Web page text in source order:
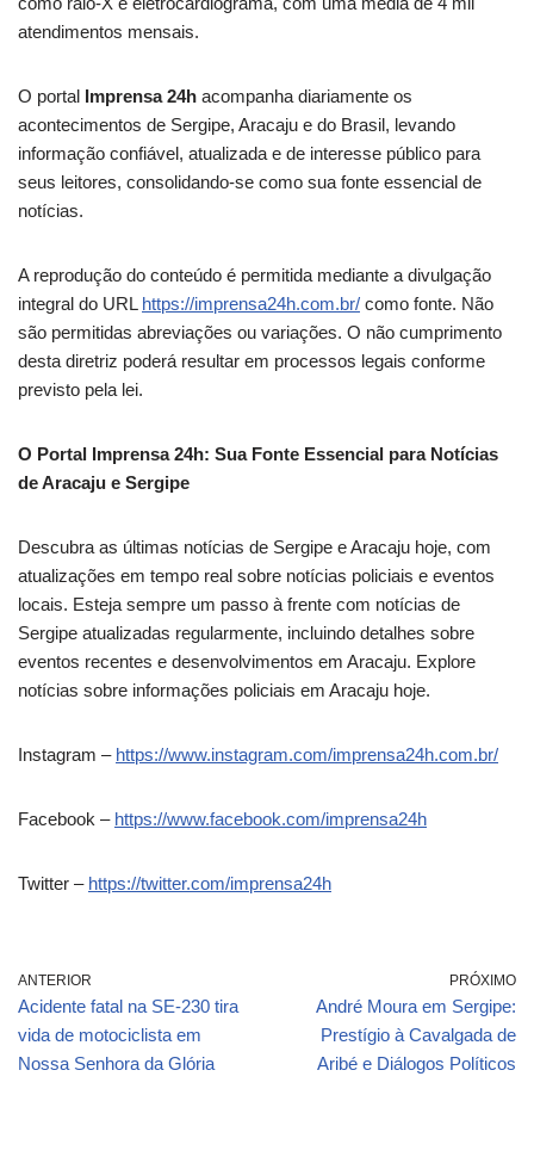
atendimentos mensais.
O portal Imprensa 24h acompanha diariamente os
acontecimentos de Sergipe, Aracaju e do Brasil, levando
informação confiável, atualizada e de interesse público para
seus leitores, consolidando-se como sua fonte essencial de
notícias.
A reprodução do conteúdo é permitida mediante a divulgação
integral do URL https://imprensa24h.com.br/ como fonte. Não
são permitidas abreviações ou variações. O não cumprimento
desta diretriz poderá resultar em processos legais conforme
previsto pela lei.
O Portal Imprensa 24h: Sua Fonte Essencial para Notícias
de Aracaju e Sergipe
Descubra as últimas notícias de Sergipe e Aracaju hoje, com
atualizações em tempo real sobre notícias policiais e eventos
locais. Esteja sempre um passo à frente com notícias de
Sergipe atualizadas regularmente, incluindo detalhes sobre
eventos recentes e desenvolvimentos em Aracaju. Explore
notícias sobre informações policiais em Aracaju hoje.
Instagram – https://www.instagram.com/imprensa24h.com.br/
Facebook – https://www.facebook.com/imprensa24h
Twitter – https://twitter.com/imprensa24h
ANTERIOR
Acidente fatal na SE-230 tira
vida de motociclista em
Nossa Senhora da Glória
PRÓXIMO
André Moura em Sergipe:
Prestígio à Cavalgada de
Aribé e Diálogos Políticos